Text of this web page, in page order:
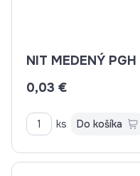
0,03 €
ks Do košíka